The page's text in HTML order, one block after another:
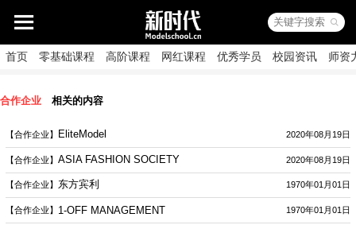
首页 零基础课程 高阶课程 网红课程 优秀学员 校园资讯 师资
合作企业 相关的内容
【合作企业】 EliteModel 2020年08月19日
【合作企业】 ASIA FASHION SOCIETY 2020年08月19日
【合作企业】 东方宾利 1970年01月01日
【合作企业】 1-OFF MANAGEMENT 1970年01月01日